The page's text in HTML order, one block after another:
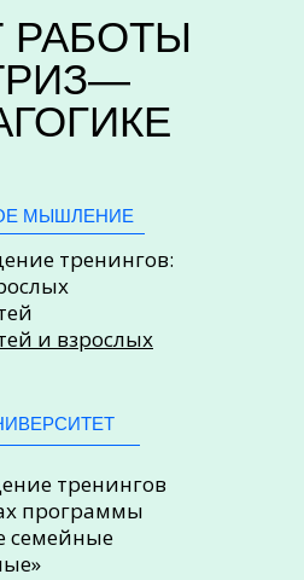
РАБОТЫ
МЫШЛЕНИЕ
тренингов:
и взрослых
тренингов
программы
семейные